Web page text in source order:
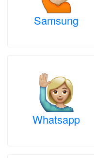
Samsung
Whatsapp